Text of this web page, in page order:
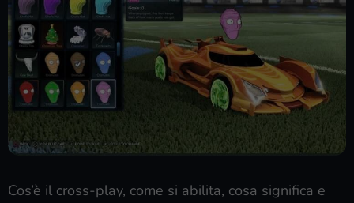
Cos’è il cross-play, come si abilita, cosa significa e